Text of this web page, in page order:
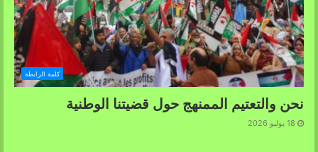
كلمة الرابطة
نحن والتعتيم الممنهج حول قضيتنا الوطنية
18 يوليو 2026